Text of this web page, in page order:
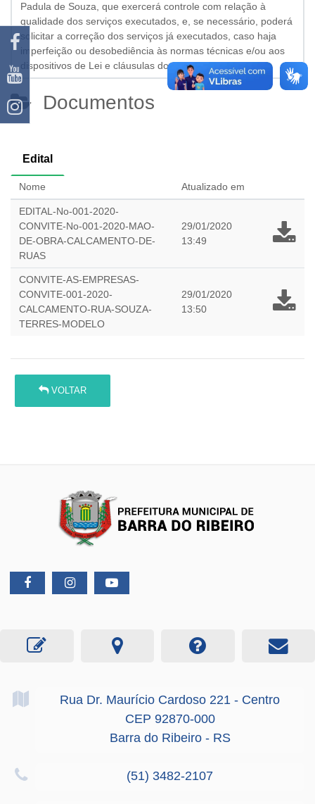
Padula de Souza, que exercerá controle com relação à
qualidade dos serviços executados, e, se necessário, poderá
solicitar a correção dos serviços já executados, caso haja
imperfeição ou desobediência às normas técnicas e/ou aos
dispositivos de Lei e cláusulas do presente Edital.
Documentos
Edital
Nome Atualizado em
EDITAL-No-001-2020-
CONVITE-No-001-2020-MAO-
DE-OBRA-CALCAMENTO-DE-
RUAS
29/01/2020
13:49
CONVITE-AS-EMPRESAS-
CONVITE-001-2020-
CALCAMENTO-RUA-SOUZA-
TERRES-MODELO
29/01/2020
13:50
VOLTAR
Rua Dr. Maurício Cardoso 221 - Centro
CEP 92870-000
Barra do Ribeiro - RS
(51) 3482-2107